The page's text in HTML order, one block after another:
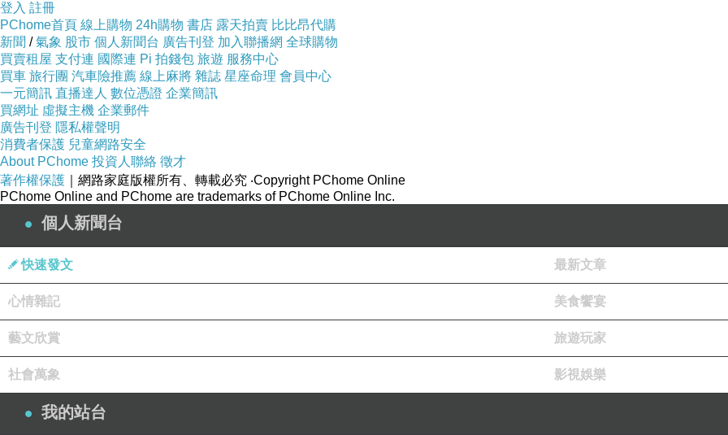
登入 註冊
PChome首頁 線上購物 24h購物 書店 露天拍賣 比比昂代購
新聞 /氣象 股市 個人新聞台 廣告刊登 加入聯播網 全球購物
買賣租屋 支付連 國際連 Pi 拍錢包 旅遊 服務中心
買車 旅行團 汽車險推薦 線上麻將 雜誌 星座命理 會員中心
一元簡訊 直播達人 數位憑證 企業簡訊
買網址 虛擬主機 企業郵件
廣告刊登 隱私權聲明
消費者保護 兒童網路安全
About PChome 投資人聯絡 徵才
著作權保護 ｜網路家庭版權所有、轉載必究 ‧Copyright PChome Online
PChome Online and PChome are trademarks of PChome Online Inc.
個人新聞台
快速發文 最新文章
心情雜記 美食饗宴
藝文欣賞 旅遊玩家
社會萬象 影視娛樂
我的站台